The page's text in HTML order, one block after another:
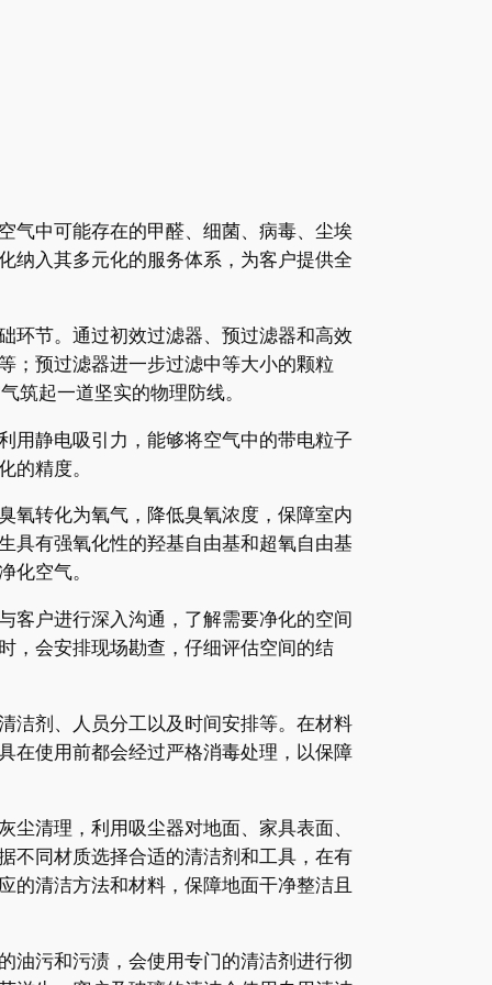
气中可能存在的甲醛、细菌、病毒、尘埃
纳入其多元化的服务体系，为客户提供全
环节。通过初效过滤器、预过滤器和高效
；预过滤器进一步过滤中等大小的颗粒
筑起一道坚实的物理防线。
用静电吸引力，能够将空气中的带电粒子
的精度。
氧转化为氧气，降低臭氧浓度，保障室内
具有强氧化性的羟基自由基和超氧自由基
化空气。
客户进行深入沟通，了解需要净化的空间
，会安排现场勘查，仔细评估空间的结
洁剂、人员分工以及时间安排等。在材料
在使用前都会经过严格消毒处理，以保障
清理，利用吸尘器对地面、家具表面、
不同材质选择合适的清洁剂和工具，在有
的清洁方法和材料，保障地面干净整洁且
油污和污渍，会使用专门的清洁剂进行彻